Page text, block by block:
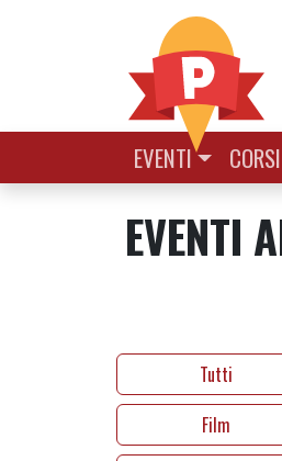
EVENTI CORSI
EVENTI
Tutti
Film